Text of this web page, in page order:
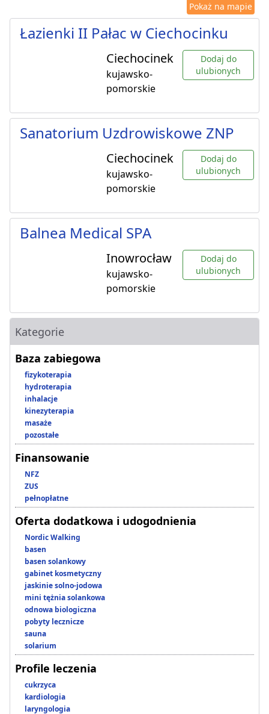
Pokaż na mapie
Łazienki II Pałac w Ciechocinku
Ciechocinek
kujawsko-
pomorskie
Dodaj do
ulubionych
Sanatorium Uzdrowiskowe ZNP
Ciechocinek
kujawsko-
pomorskie
Dodaj do
ulubionych
Balnea Medical SPA
Inowrocław
kujawsko-
pomorskie
Dodaj do
ulubionych
Kategorie
Baza zabiegowa
fizykoterapia
hydroterapia
inhalacje
kinezyterapia
masaże
pozostałe
Finansowanie
NFZ
ZUS
pełnopłatne
Oferta dodatkowa i udogodnienia
Nordic Walking
basen
basen solankowy
gabinet kosmetyczny
jaskinie solno-jodowa
mini tężnia solankowa
odnowa biologiczna
pobyty lecznicze
sauna
solarium
Profile leczenia
cukrzyca
kardiologia
laryngologia